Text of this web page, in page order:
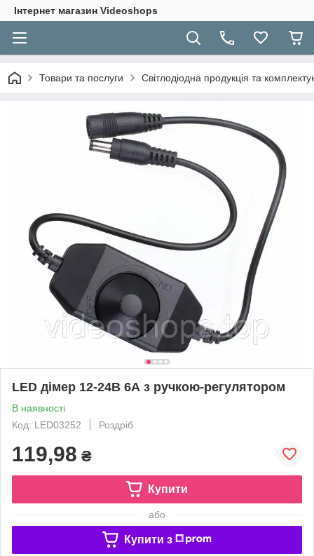
Інтернет магазин Videoshops
Товари та послуги Світлодіодна продукція та
LED дімер 12-24В 6А з ручкою-регулятором
В наявності
Код: LED03252
Роздріб
119,98 ₴
Купити
або
Купити з